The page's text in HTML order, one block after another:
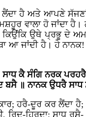
ਹੈ ਅਤੇ ਆਪਣੇ
ਵਾਲਾ ਹੋ ਜਾਂਦਾ ਹੈ।
ਉਥੇ ਪ੍ਰਭੂ ਦੇ
ਜਾਂਦੀ ਹੈ। ਹੇ ਨਾਨਕ!
ਕੈ ਸੰਗਿ ਨਰਕ
ਬਸੈ ॥ ਨਾਨਕ ਉਧਰੈ
ਹਰੈ-ਦੂਰ ਕਰ ਲੈਂਦਾ
ਰਿਦ-ਹਿਰਦਾ; ਸਾਧ